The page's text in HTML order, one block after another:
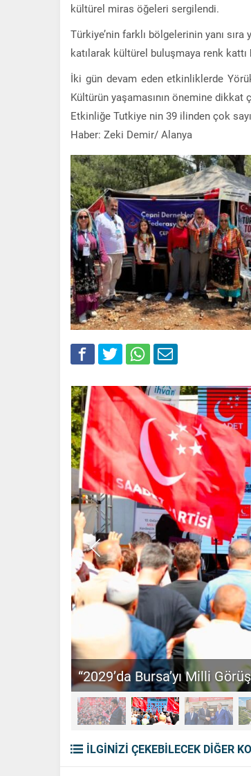
kültürel miras öğeleri sergilendi.
Türkiye’nin farklı bölgelerinin yanı
katılarak kültürel buluşmaya renk kattı
İki gün devam eden etkinliklerde
Kültürün yaşamasının önemine dikkat
Etkinliğe Tutkiye nin 39 ilinden çok
Haber: Zeki Demir/ Alanya
“2029’da Bursa’yı Milli
İLGİNİZİ ÇEKEBİLECEK DİĞER